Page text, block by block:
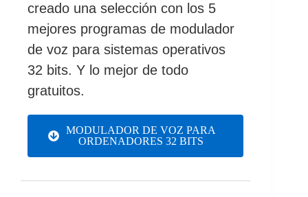
creado una selección con los 5
mejores programas de modulador
de voz para sistemas operativos
32 bits. Y lo mejor de todo
gratuitos.
MODULADOR DE VOZ PARA
ORDENADORES 32 BITS